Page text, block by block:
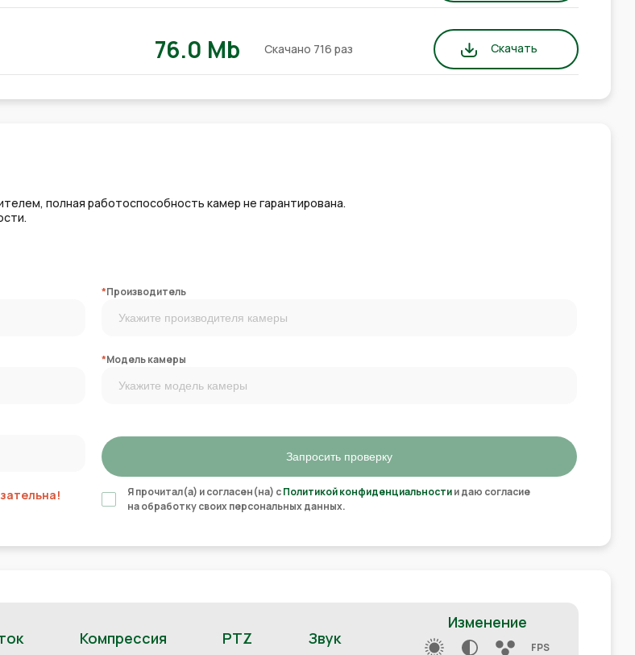
76.0 Mb Скачано 716 раз Скачать
полная работоспособность камер не гарантирована.
*Производитель
*Модель камеры
Запросить проверку
Я прочитал(а) и согласен(на) сПолитикой конфиденциальностии даю согласие
на обработку своих персональных данных.
Компрессия PTZ Звук
Изменение
FPS